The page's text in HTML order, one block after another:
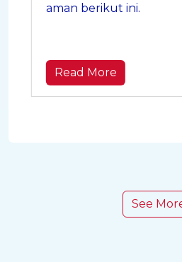
aman berikut ini.
Read More
See